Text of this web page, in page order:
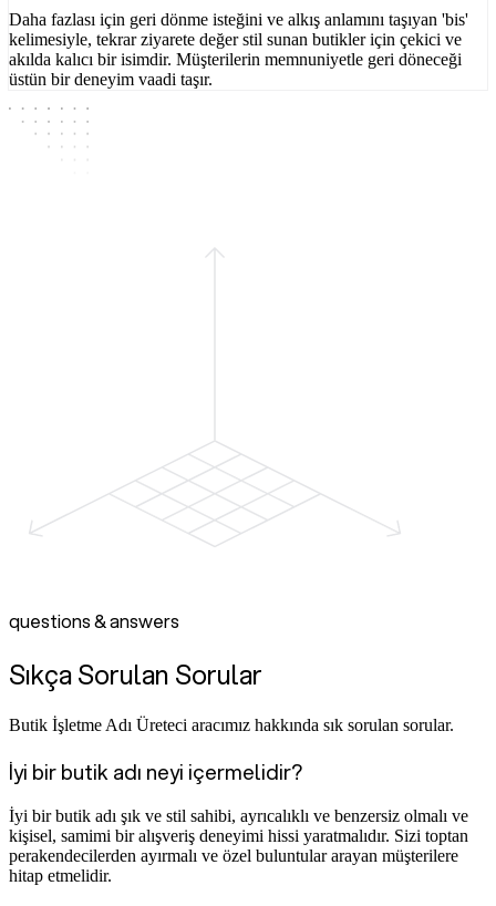
Daha fazlası için geri dönme isteğini ve alkış anlamını taşıyan 'bis'
kelimesiyle, tekrar ziyarete değer stil sunan butikler için çekici ve
akılda kalıcı bir isimdir. Müşterilerin memnuniyetle geri döneceği
üstün bir deneyim vaadi taşır.
questions & answers
Sıkça Sorulan Sorular
Butik İşletme Adı Üreteci aracımız hakkında sık sorulan sorular.
İyi bir butik adı neyi içermelidir?
İyi bir butik adı şık ve stil sahibi, ayrıcalıklı ve benzersiz olmalı ve
kişisel, samimi bir alışveriş deneyimi hissi yaratmalıdır. Sizi toptan
perakendecilerden ayırmalı ve özel buluntular arayan müşterilere
hitap etmelidir.